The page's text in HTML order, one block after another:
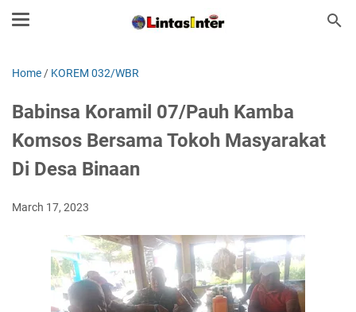
Home / KOREM 032/WBR
Babinsa Koramil 07/Pauh Kamba
Komsos Bersama Tokoh Masyarakat
Di Desa Binaan
March 17, 2023